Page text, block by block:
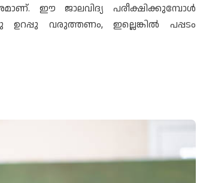
ഈ ജാലവിദ്യ പരീക്ഷിക്കുമ്പോള്‍
ഉറപ്പു വരുത്തണം, ഇല്ലെങ്കില്‍ പപ്പടം